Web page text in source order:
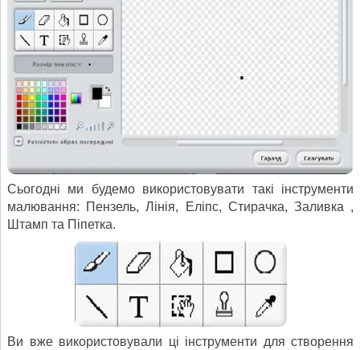
Сьогодні ми будемо використовувати такі інструменти
малювання: Пензель, Лінія, Еліпс, Стирачка, Заливка ,
Штамп та Піпетка.
Ви вже використовували ці інструменти для створення